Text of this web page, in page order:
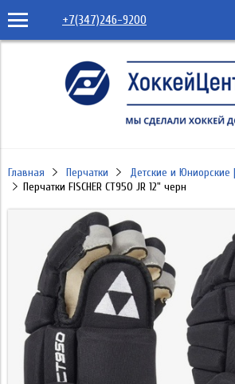
+7(347)246-9200
Главная Перчатки Детские и Юниорские
Перчатки FISCHER CT950 JR 12" черн